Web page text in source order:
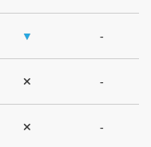
▼ -
✕ -
✕ -